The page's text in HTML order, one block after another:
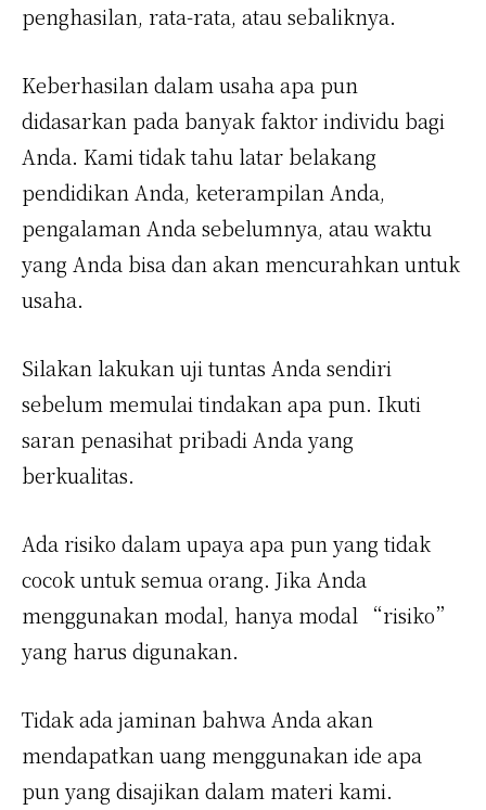
penghasilan, rata-rata, atau sebaliknya.
Keberhasilan dalam usaha apa pun
didasarkan pada banyak faktor individu bagi
Anda. Kami tidak tahu latar belakang
pendidikan Anda, keterampilan Anda,
pengalaman Anda sebelumnya, atau waktu
yang Anda bisa dan akan mencurahkan untuk
usaha.
Silakan lakukan uji tuntas Anda sendiri
sebelum memulai tindakan apa pun. Ikuti
saran penasihat pribadi Anda yang
berkualitas.
Ada risiko dalam upaya apa pun yang tidak
cocok untuk semua orang. Jika Anda
menggunakan modal, hanya modal “risiko”
yang harus digunakan.
Tidak ada jaminan bahwa Anda akan
mendapatkan uang menggunakan ide apa
pun yang disajikan dalam materi kami.